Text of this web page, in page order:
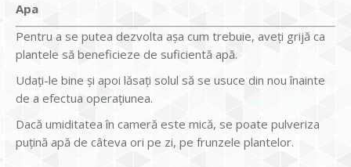
Apa
Pentru a se putea dezvolta aşa cum trebuie, aveţi grijă ca
plantele să beneficieze de suficientă apă.
Udaţi-le bine şi apoi lăsaţi solul să se usuce din nou înainte
de a efectua operaţiunea.
Dacă umiditatea în cameră este mică, se poate pulveriza
puţină apă de câteva ori pe zi, pe frunzele plantelor.